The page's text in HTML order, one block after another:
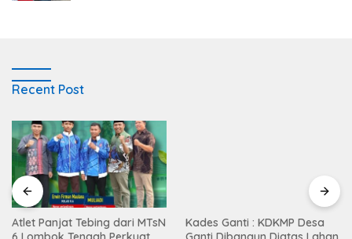
Recent Post
Atlet Panjat Tebing dari MTsN
Kades Ganti : KDKMP Desa